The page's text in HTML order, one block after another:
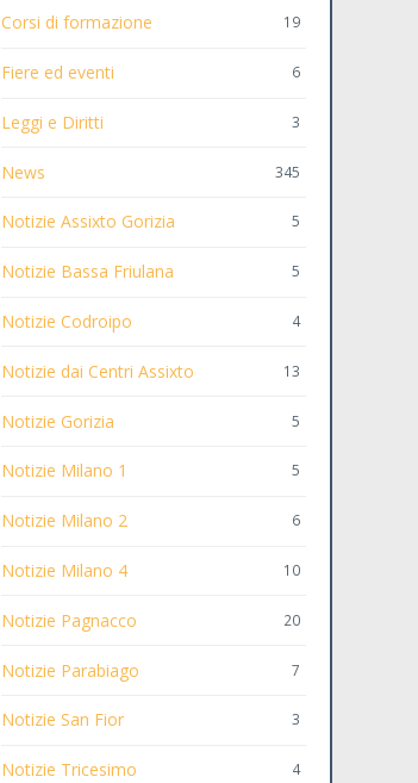
Corsi di formazione 19
Fiere ed eventi 6
Leggi e Diritti 3
News 345
Notizie Assixto Gorizia 5
Notizie Bassa Friulana 5
Notizie Codroipo 4
Notizie dai Centri Assixto 13
Notizie Gorizia 5
Notizie Milano 1 5
Notizie Milano 2 6
Notizie Milano 4 10
Notizie Pagnacco 20
Notizie Parabiago 7
Notizie San Fior 3
Notizie Tricesimo 4